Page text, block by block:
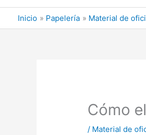
Inicio Papelería Material de
Cómo
/ Material de